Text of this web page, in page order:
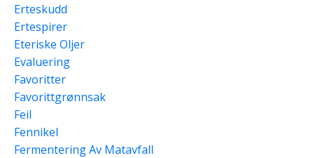
Erteskudd
Ertespirer
Eteriske Oljer
Evaluering
Favoritter
Favorittgrønnsak
Feil
Fennikel
Fermentering Av Matavfall